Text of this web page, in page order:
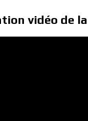
vidéo de